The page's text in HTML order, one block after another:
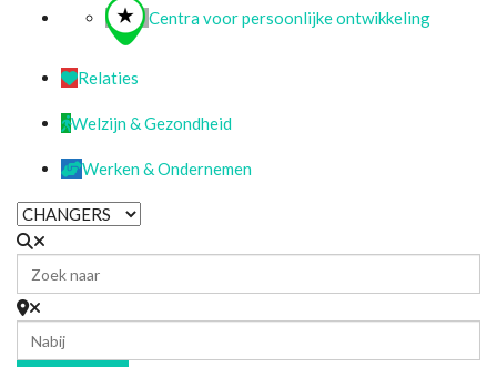
Centra voor persoonlijke ontwikkeling
Relaties
Welzijn & Gezondheid
Werken & Ondernemen